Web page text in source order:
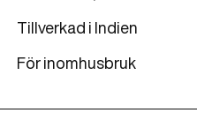
Tillverkad i Indien
För inomhusbruk